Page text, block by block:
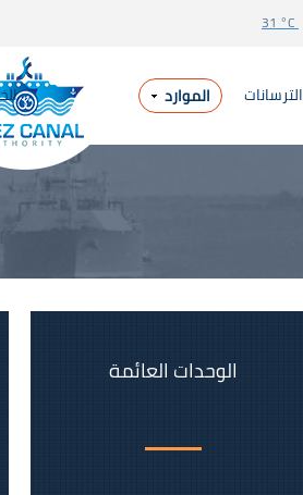
31 °C
الترسانات الموارد
الوحدات العائمة